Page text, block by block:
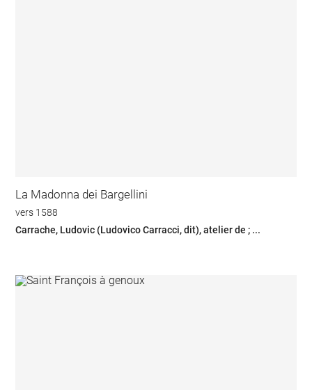
La Madonna dei Bargellini
vers 1588
Carrache, Ludovic (Ludovico Carracci, dit), atelier de ; ...